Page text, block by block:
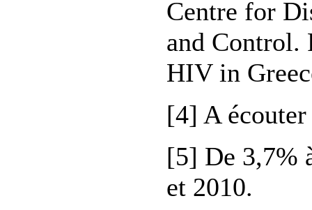
Centre for
and Control.
HIV in
[4] A
[5] De 3,7%
et 2010.